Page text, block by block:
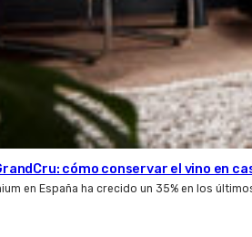
cómo conservar el vino en
en España ha crecido un 35% en los